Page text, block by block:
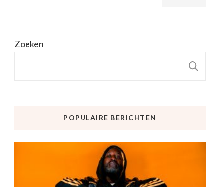
Zoeken
POPULAIRE BERICHTEN